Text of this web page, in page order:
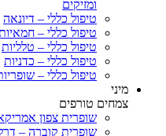
ומזיקים
טיפול כללי – דיונאה
טיפול כללי –
טיפול כללי – טלליות
טיפול כללי – כדניות
טיפול כללי –
מיני
צמחים טורפים
שופרית צפון
שופרית קוברה –